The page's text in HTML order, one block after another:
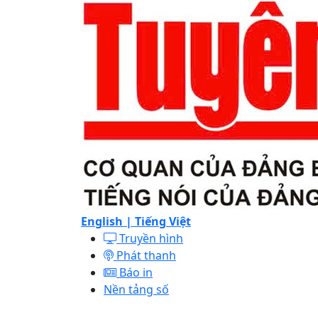
English | Tiếng Việt
Truyền hình
Phát thanh
Báo in
Nền tảng số